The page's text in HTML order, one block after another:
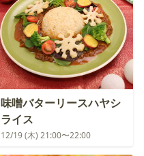
味噌バターリースハヤシ
ライス
12/19 (木) 21:00〜22:00